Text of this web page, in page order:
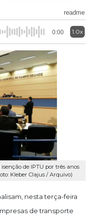
readme
0:00 1.0x
de IPTU por três anos
Kleber Clajus / Arquivo)
nesta terça-feira
de transporte